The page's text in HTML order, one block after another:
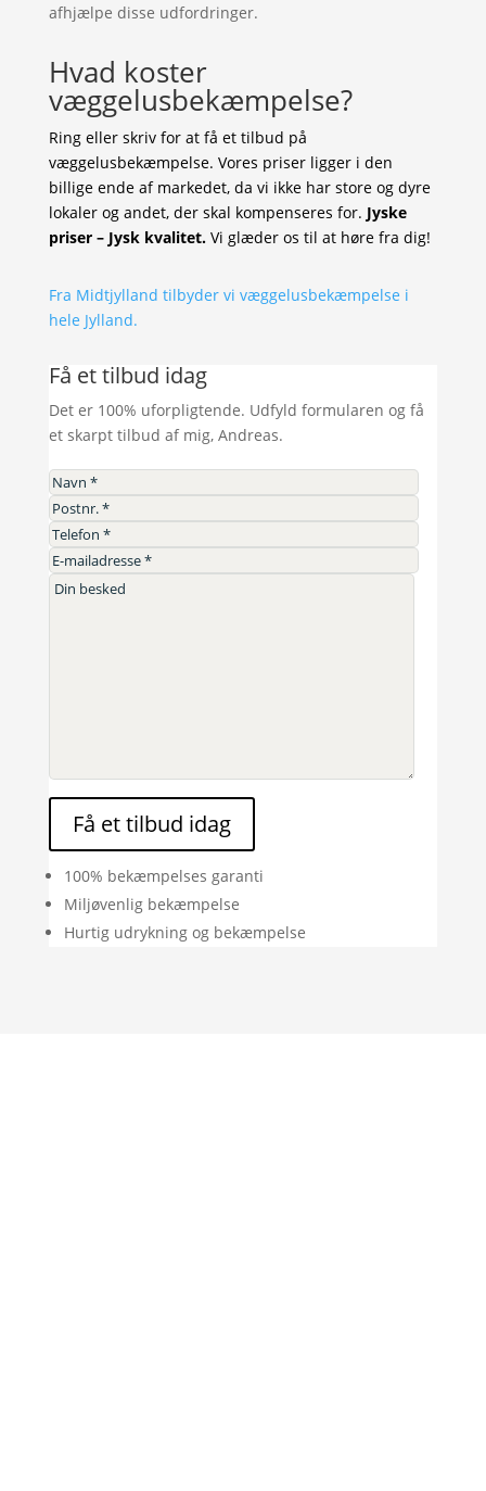
afhjælpe disse udfordringer.
Hvad koster
væggelusbekæmpelse?
Ring eller skriv for at få et tilbud på
væggelusbekæmpelse. Vores priser ligger i den
billige ende af markedet, da vi ikke har store og dyre
lokaler og andet, der skal kompenseres for. Jyske
priser – Jysk kvalitet.Vi glæder os til at høre fra dig!
Fra Midtjylland tilbyder vi væggelusbekæmpelse i
hele Jylland.
Få et tilbud idag
Det er 100% uforpligtende. Udfyld formularen og få
et skarpt tilbud af mig, Andreas.
Få et tilbud idag
100% bekæmpelses garanti
Miljøvenlig bekæmpelse
Hurtig udrykning og bekæmpelse